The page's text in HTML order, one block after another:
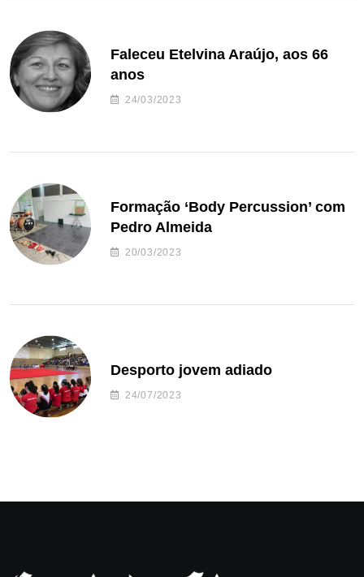
Faleceu Etelvina Araújo, aos 66
anos
24/03/2023
Formação ‘Body Percussion’ com
Pedro Almeida
20/03/2023
Desporto jovem adiado
24/07/2023